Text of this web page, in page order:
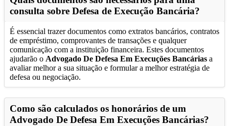
consulta sobre Defesa de Execução Bancária?
É essencial trazer documentos como extratos bancários, contratos
de empréstimo, comprovantes de transações e qualquer
comunicação com a instituição financeira. Estes documentos
ajudarão o Advogado De Defesa Em Execuções Bancárias a
avaliar melhor a sua situação e formular a melhor estratégia de
defesa ou negociação.
Como são calculados os honorários de um
Advogado De Defesa Em Execuções Bancárias?